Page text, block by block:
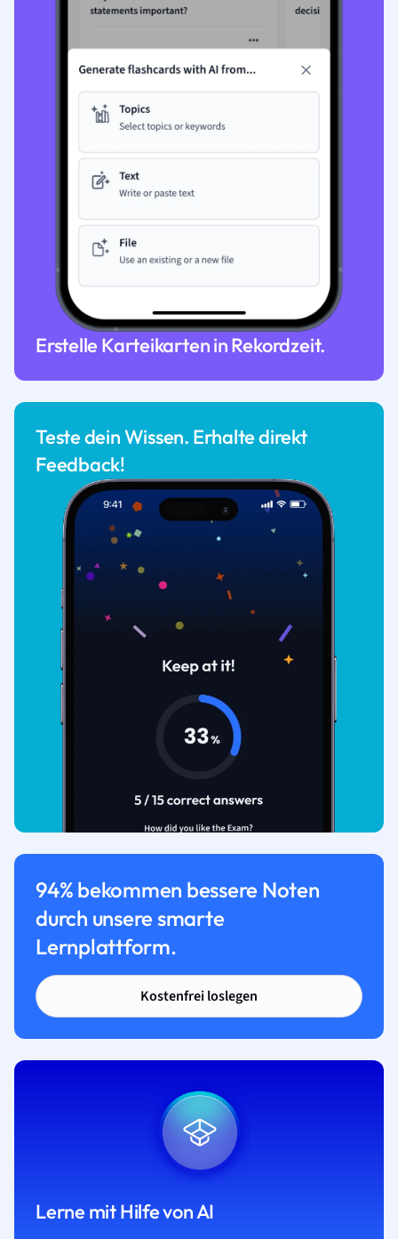
Erstelle Karteikarten in Rekordzeit.
Teste dein Wissen. Erhalte direkt
Feedback!
94% bekommen bessere Noten
durch unsere smarte
Lernplattform.
Kostenfrei loslegen
Lerne mit Hilfe von AI